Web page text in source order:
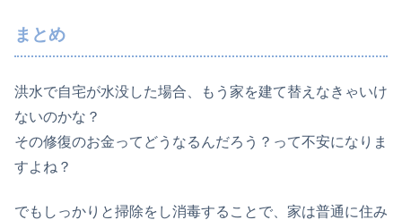
まとめ
洪水で自宅が水没した場合、もう家を建て替えなきゃいけ
ないのかな？
その修復のお金ってどうなるんだろう？って不安になりま
すよね？
でもしっかりと掃除をし消毒することで、家は普通に住み